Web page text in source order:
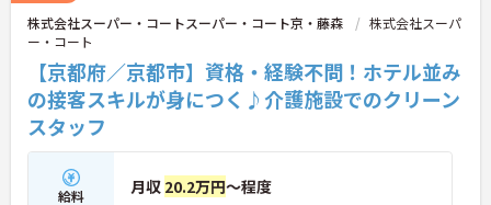
株式会社スーパー・コートスーパー・コート京・藤森
株式会社スーパ
ー・コート
【京都府／京都市】資格・経験不問！ホテル並み
の接客スキルが身につく♪介護施設でのクリーン
スタッフ
給料 月収 20.2万円～程度